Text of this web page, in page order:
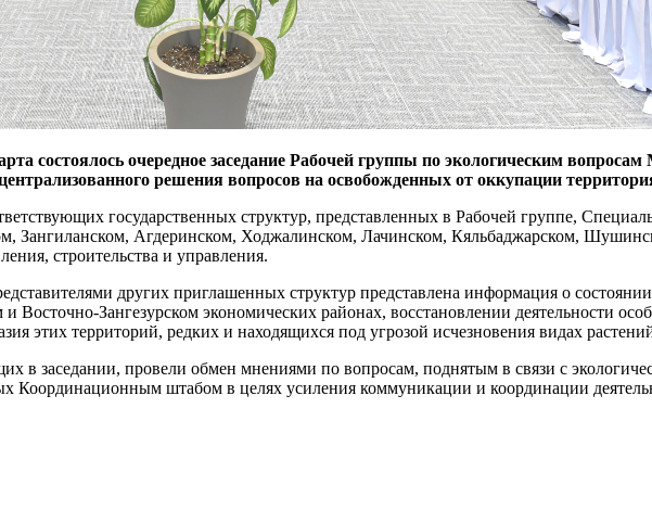
состоялось очередное заседание Рабочей группы по экологическим
решения вопросов на освобожденных от оккупации
государственных структур, представленных в Рабочей группе,
Зангиланском, Агдеринском, Ходжалинском, Лачинском, Кяльбаджарском,
строительства и управления.
других приглашенных структур представлена информация о
Восточно-Зангезурском экономических районах, восстановлении деятельности
этих территорий, редких и находящихся под угрозой исчезновения видах
в заседании, провели обмен мнениями по вопросам, поднятым в связи с
Координационным штабом в целях усиления коммуникации и координации